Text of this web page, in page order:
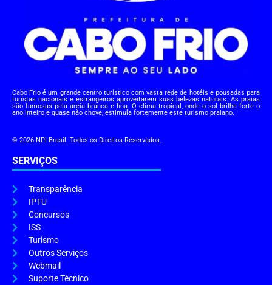
Cabo Frio é um grande centro turístico com vasta rede de hotéis e pousadas para
turistas nacionais e estrangeiros aproveitarem suas belezas naturais. As praias
são famosas pela areia branca e fina. O clima tropical, onde o sol brilha forte o
ano inteiro e quase não chove, estimula fortemente este turismo praiano.
© 2026 NPI Brasil. Todos os Direitos Reservados.
SERVIÇOS
Transparência
IPTU
Concursos
ISS
Turismo
Outros Serviços
Webmail
Suporte Técnico